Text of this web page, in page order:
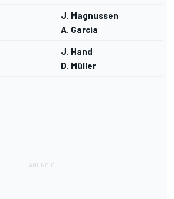
J. Magnussen
A. Garcia
J. Hand
D. Müller